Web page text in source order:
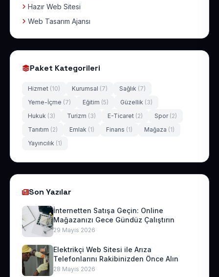
Hazır Web Sitesi
Web Tasarım Ajansı
Paket Kategorileri
Hizmet (10) Kurumsal (7) Sağlık (7)
Yeme-İçme (7) Eğitim (5) Güzellik (3)
Hukuk (3) Turizm (3) E-Ticaret (2) Spor (2)
Tanıtım (2) Emlak (1) Finans (1) Mağaza (1)
Yayıncılık (1)
Son Yazılar
İnternetten Satışa Geçin: Online
Mağazanızı Gece Gündüz Çalıştırın
29 Mayıs 2026
Elektrikçi Web Sitesi ile Arıza
Telefonlarını Rakibinizden Önce Alın
28 Mayıs 2026